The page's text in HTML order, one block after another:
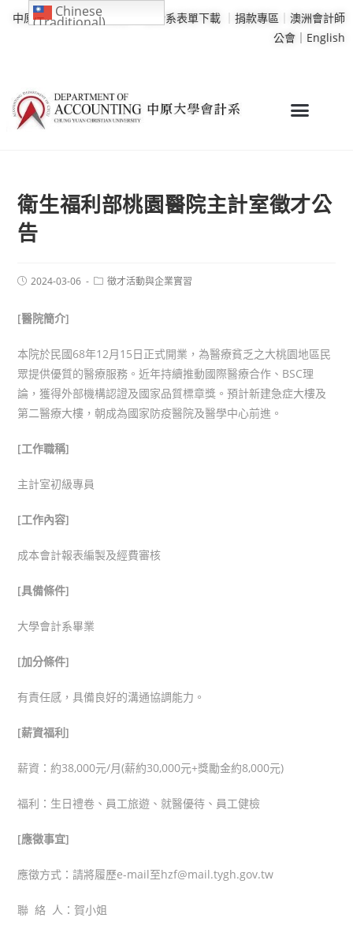
中原大學｜學校行事曆 會計系表單下載 ｜ 捐款專區 ｜ 澳洲會計師
公會｜ English
衛生福利部桃園醫院主計室徵才公
告
2024-03-06 徵才活動與企業實習
[醫院簡介]
本院於民國68年12月15日正式開業，為醫療貧乏之大桃園地區民
眾提供優質的醫療服務。近年持續推動國際醫療合作、BSC理
論，獲得外部機構認證及國家品質標章獎。預計新建急症大樓及
第二醫療大樓，朝成為國家防疫醫院及醫學中心前進。
[工作職稱]
主計室初級專員
[工作內容]
成本會計報表編製及經費審核
[具備條件]
大學會計系畢業
[加分條件]
有責任感，具備良好的溝通協調能力。
[薪資福利]
薪資：約38,000元/月(薪約30,000元+獎勵金約8,000元)
福利：生日禮卷、員工旅遊、就醫優待、員工健檢
[應徵事宜]
應徵方式：請將履歷e-mail至hzf@mail.tygh.gov.tw
聯 絡 人：賀小姐
Chinese
(Traditional)